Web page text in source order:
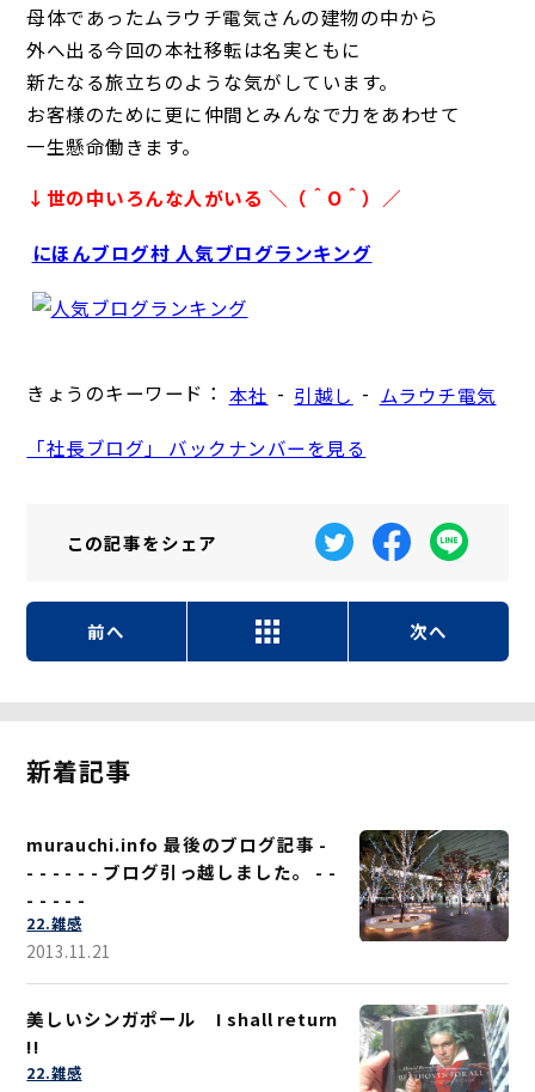
母体であったムラウチ電気さんの建物の中から
外へ出る今回の本社移転は名実ともに
新たなる旅立ちのような気がしています。
お客様のために更に仲間とみんなで力をあわせて
一生懸命働きます。
↓世の中いろんな人がいる ＼（＾O＾）／
にほんブログ村 人気ブログランキング
きょうのキーワード： 本社 - 引越し - ムラウチ電気
「社長ブログ」 バックナンバーを見る
この記事をシェア
前へ 次へ
新着記事
murauchi.info 最後のブログ記事 -
- - - - - - ブログ引っ越しました。 - -
- - - - -
22.雑感
2013.11.21
美しいシンガポール I shall return
!!
22.雑感